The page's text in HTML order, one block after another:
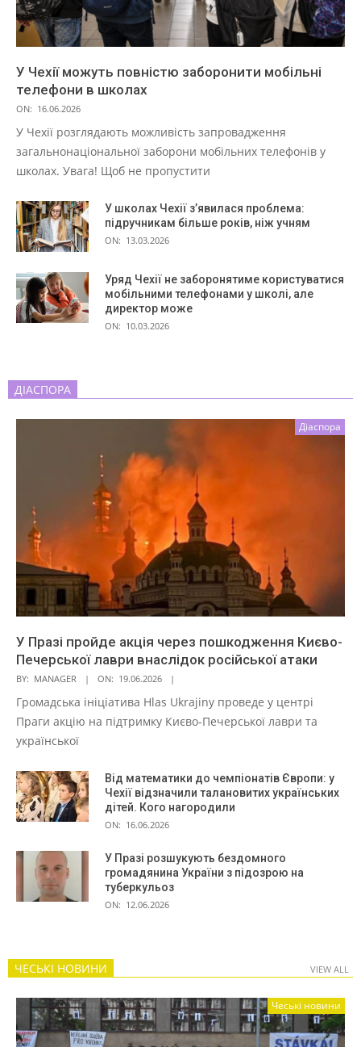
У Чехії можуть повністю заборонити мобільні
телефони в школах
ON: 16.06.2026
У Чехії розглядають можливість запровадження
загальнонаціональної заборони мобільних телефонів у
школах. Увага! Щоб не пропустити
У школах Чехії з’явилася проблема:
підручникам більше років, ніж учням
ON: 13.03.2026
Уряд Чехії не заборонятиме користуватися
мобільними телефонами у школі, але
директор може
ON: 10.03.2026
ДІАСПОРА
Діаспора
У Празі пройде акція через пошкодження Києво-
Печерської лаври внаслідок російської атаки
BY: MANAGER ON: 19.06.2026
Громадська ініціатива Hlas Ukrajiny проведе у центрі
Праги акцію на підтримку Києво-Печерської лаври та
української
Від математики до чемпіонатів Європи: у
Чехії відзначили талановитих українських
дітей. Кого нагородили
ON: 16.06.2026
У Празі розшукують бездомного
громадянина України з підозрою на
туберкульоз
ON: 12.06.2026
ЧЕСЬКІ НОВИНИ VIEW ALL
Чеські новини